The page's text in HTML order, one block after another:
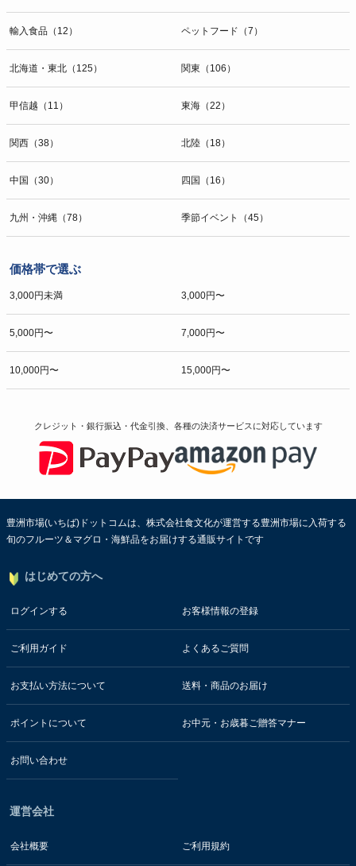
輸入食品（12） ペットフード（7）
北海道・東北（125） 関東（106）
甲信越（11） 東海（22）
関西（38） 北陸（18）
中国（30） 四国（16）
九州・沖縄（78） 季節イベント（45）
価格帯で選ぶ
3,000円未満 3,000円〜
5,000円〜 7,000円〜
10,000円〜 15,000円〜
クレジット・銀行振込・代金引換、各種の決済サービスに対応しています
豊洲市場(いちば)ドットコムは、株式会社食文化が運営する豊洲市場に入荷する
旬のフルーツ＆マグロ・海鮮品をお届けする通販サイトです
はじめての方へ
ログインする お客様情報の登録
ご利用ガイド よくあるご質問
お支払い方法について 送料・商品のお届け
ポイントについて お中元・お歳暮ご贈答マナー
お問い合わせ
運営会社
会社概要 ご利用規約